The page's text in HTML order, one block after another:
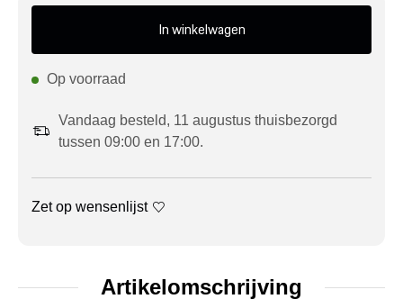
In winkelwagen
Op voorraad
Vandaag besteld, 11 augustus thuisbezorgd
tussen 09:00 en 17:00.
Zet op wensenlijst
Artikelomschrijving